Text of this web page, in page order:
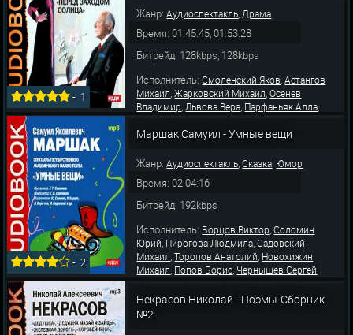
- 1
Жанр:Аудиоспектакль,Драма
Время: 01:45:45, 01:53:28
Битрейд: 128kbps, 128kbps
Исполнитель:Смоленский Яков,Астангов
Михаил,Жарковский Михаил,Осенев
Владимир,Львова Вера, Парфаньяк Алла,
Николай,Пажитнов Николай ,Граве
Иван, Орочко Анна,Целиковская Людмила
Борисов
-2
Маршак Самуил - Умные вещи
Жанр:Аудиоспектакль,Сказка, Юмор
Время: 02:04:16
Битрейд: 192kbps
Исполнитель: Борцов Виктор,Соломин
Юрий, Пирогова Людмила,Садовский
Михаил,Торопов Анатолий, Новохижин
Михаил, Попов Борис, Чернышев Сергей,
Грузинский Александр, Ликсо Ирина,
Светловидов Николай
Некрасов Николай - Поэмы-Сборник
№2